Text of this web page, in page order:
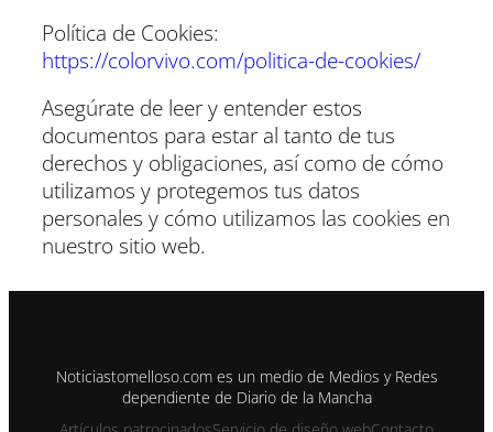
Política de Cookies:
https://colorvivo.com/politica-de-cookies/
Asegúrate de leer y entender estos
documentos para estar al tanto de tus
derechos y obligaciones, así como de cómo
utilizamos y protegemos tus datos
personales y cómo utilizamos las cookies en
nuestro sitio web.
Noticiastomelloso.com es un medio de Medios y Redes
dependiente de Diario de la Mancha